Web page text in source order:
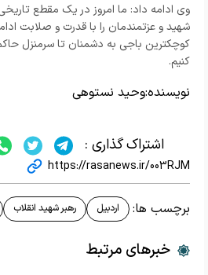
وی ادامه داد: ما امروز در یک مقطع
شهید و عزتمندمان را با قدرت و صلابت
کوچکترین باجی به دشمنان تا سرمنزل
کنیم.
نویسنده:وحید نستوهی
اشتراک گذاری :
https://rasanews.ir/003RJM
برچسب ها: اردبیل رهبر شهید انقلاب
خبرهای مرتبط